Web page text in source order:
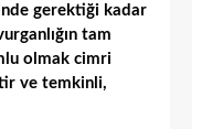
gerektiği kadar
tam
olmak cimri
ve temkinli,